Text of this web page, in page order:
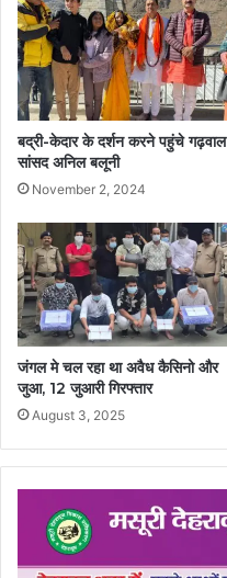
बद्री-केदार के दर्शन करने पहुंचे गढ़वाल
सांसद अनिल बलूनी
November 2, 2024
जंगल मे चल रहा था अवैध कैसिनो और
जुआ, 12 जुआरी गिरफ्तार
August 3, 2025